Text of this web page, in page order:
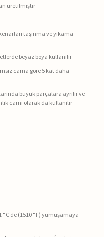
üretilmiştir
taşınma ve yıkama
beyaz boya kullanılır
cama göre 5 kat daha
büyük parçalara ayrılır ve
camı olarak da kullanılır
C’de (1510 ° F) yumuşamaya